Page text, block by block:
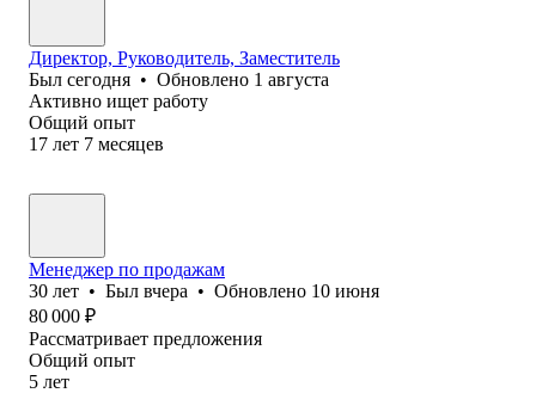
Директор, Руководитель, Заместитель
Был сегодня • Обновлено 1 августа
Активно ищет работу
Общий опыт
17 лет 7 месяцев
Менеджер по продажам
30 лет • Был вчера • Обновлено 10 июня
80 000 ₽
Рассматривает предложения
Общий опыт
5 лет